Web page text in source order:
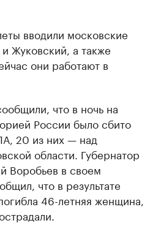
вводили московские
Жуковский, а также
они работают в
что в ночь на
России было сбито
20 из них — над
области. Губернатор
Воробьев в своем
что в результате
46-летняя женщина,